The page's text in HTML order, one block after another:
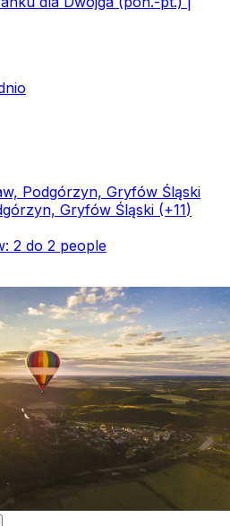
Podgórzyn, Gryfów Śląski
Gryfów Śląski (+11)
2 do 2 people